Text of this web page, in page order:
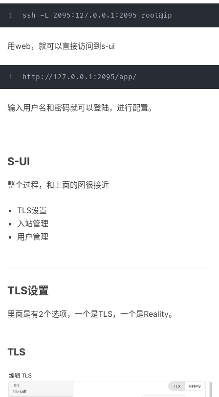
用web，就可以直接访问到s-ui
输入用户名和密码就可以登陆，进行配置。
S-UI
整个过程，和上面的图很接近
TLS设置
入站管理
用户管理
TLS设置
里面是有2个选项，一个是TLS，一个是Reality。
TLS